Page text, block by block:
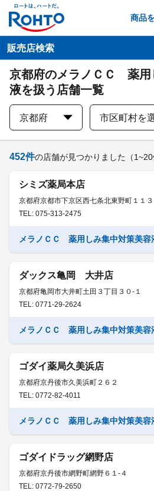
商品
販売店検索
京都府のメラノＣＣ 薬用
液を扱う店舗一覧
京都府 市区町村を
452件の店舗が見つかりました （
シミズ薬局本店
京都府京都市下京区西七条北東野町１１３
TEL: 075-313-2475
メラノＣＣ 薬用しみ集中対策美容
ダックス亀岡 大井店
京都府亀岡市大井町土田３丁目３０-１
TEL: 0771-29-2624
メラノＣＣ 薬用しみ集中対策美容
ゴダイ薬局久美浜店
京都府京丹後市久美浜町２６２
TEL: 0772-82-4011
メラノＣＣ 薬用しみ集中対策美容
ゴダイドラッグ網野店
京都府京丹後市網野町網野６１-４
TEL: 0772-79-2650